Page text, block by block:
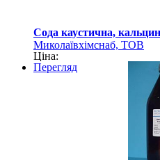
Сода каустична,
Миколаївхімснаб, ТОВ
Ціна:
Перегляд